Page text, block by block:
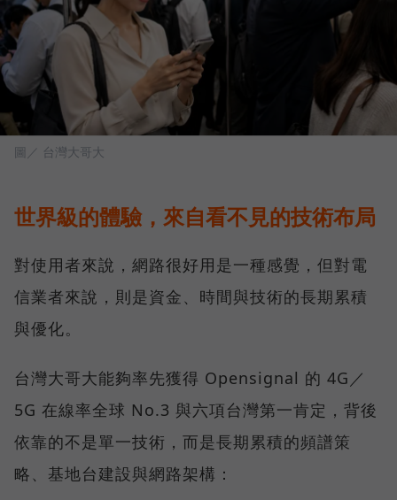
圖／ 台灣大哥大
世界級的體驗，來自看不見的技術布局
對使用者來說，網路很好用是一種感覺，但對電
信業者來說，則是資金、時間與技術的長期累積
與優化。
台灣大哥大能夠率先獲得 Opensignal 的 4G／
5G 在線率全球 No.3 與六項台灣第一肯定，背後
依靠的不是單一技術，而是長期累積的頻譜策
略、基地台建設與網路架構：